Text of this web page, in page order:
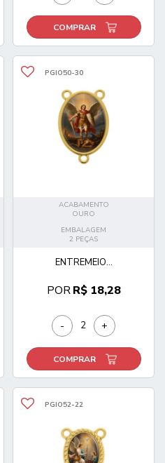
COMPRAR
PGIO50-30
ACABAMENTO
OURO
EMBALAGEM
2 PEÇAS
ENTREMEIO...
PORR$ 18,28
- +
COMPRAR
PGIO52-22